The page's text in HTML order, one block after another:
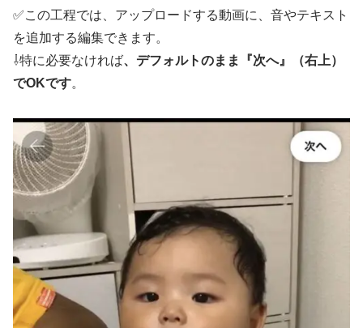
✅この工程では、アップロードする動画に、音やテキスト
を追加する編集できます。
⇩特に必要なければ、デフォルトのまま『次へ』（右上）
でOKです。